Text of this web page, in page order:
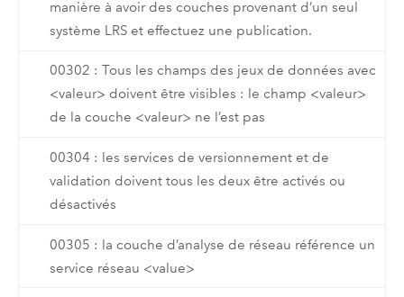
manière à avoir des couches provenant d’un seul
système LRS et effectuez une publication.
00302 : Tous les champs des jeux de données avec
<valeur> doivent être visibles : le champ <valeur>
de la couche <valeur> ne l’est pas
00304 : les services de versionnement et de
validation doivent tous les deux être activés ou
désactivés
00305 : la couche d’analyse de réseau référence un
service réseau <value>